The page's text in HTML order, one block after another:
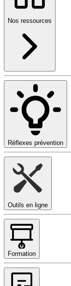
Nos ressources
Réflexes prévention
Outils en ligne
Formation